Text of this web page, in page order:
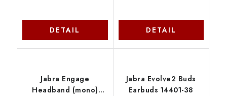
DETAIL DETAIL
Jabra Engage
Headband (mono)
Jabra Evolve2 Buds
Earbuds 14401-38